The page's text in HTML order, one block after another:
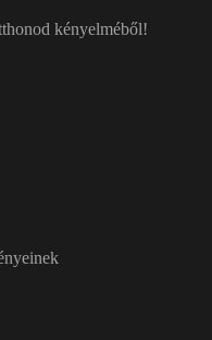
kényelméből!